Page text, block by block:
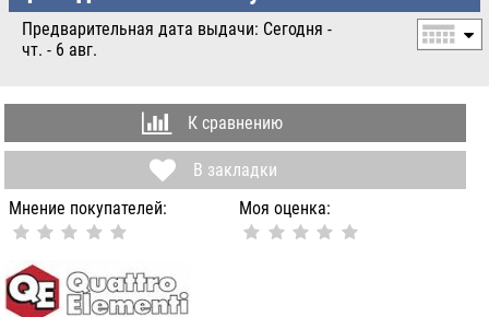
Предварительная дата выдачи: Сегодня -
чт. - 6 авг.
К сравнению
В закладки
Мнение покупателей:
Моя оценка: